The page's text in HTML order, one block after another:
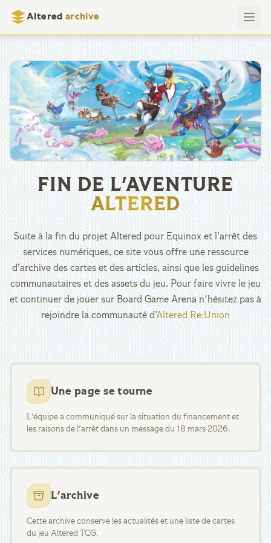
Altered archive
FIN DE L'AVENTURE
ALTERED
Suite à la fin du projet Altered pour Equinox et l’arrêt des
services numériques, ce site vous offre une ressource
d’archive des cartes et des articles, ainsi que les guidelines
communautaires et des assets du jeu. Pour faire vivre le jeu
et continuer de jouer sur Board Game Arena n'hésitez pas à
rejoindre la communauté d’Altered Re:Union
Une page se tourne
L'équipe a communiqué sur la situation du financement et
les raisons de l'arrêt dans un message du 18 mars 2026.
L'archive
Cette archive conserve les actualités et une liste de cartes
du jeu Altered TCG.